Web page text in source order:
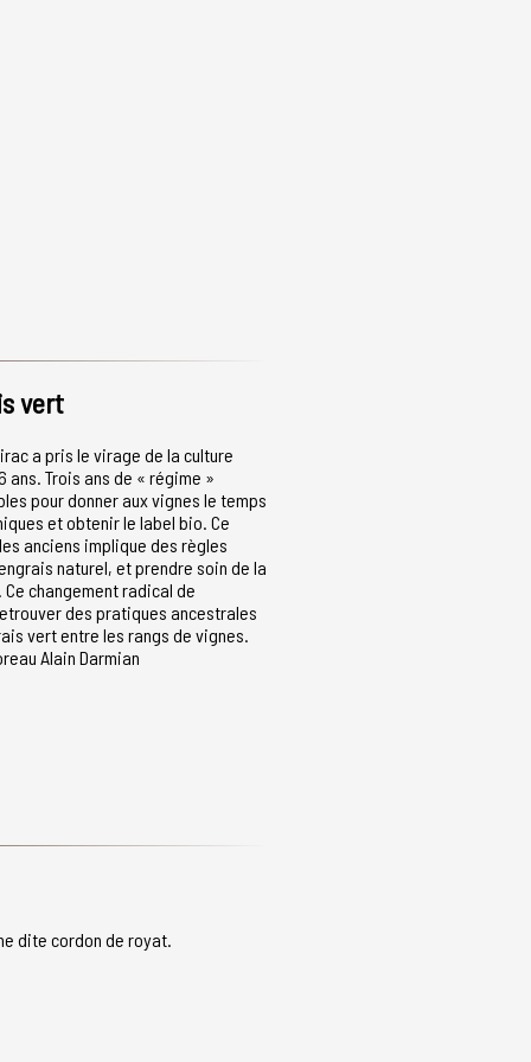
vert
a pris le virage de la culture
Trois ans de « régime »
pour donner aux vignes le temps
et obtenir le label bio. Ce
anciens implique des règles
naturel, et prendre soin de la
changement radical de
des pratiques ancestrales
vert entre les rangs de vignes.
Alain Darmian
dite cordon de royat.